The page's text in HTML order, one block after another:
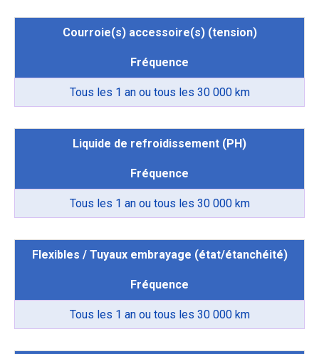
Courroie(s) accessoire(s) (tension)
Fréquence
Tous les 1 an ou tous les 30 000 km
Liquide de refroidissement (PH)
Fréquence
Tous les 1 an ou tous les 30 000 km
Flexibles / Tuyaux embrayage (état/étanchéité)
Fréquence
Tous les 1 an ou tous les 30 000 km